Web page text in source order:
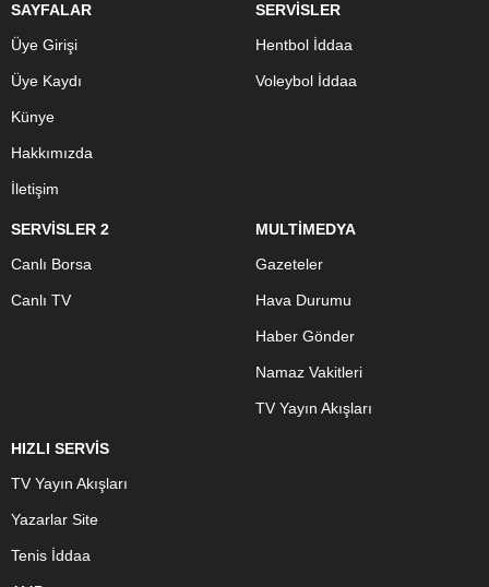
SAYFALAR
Üye Girişi
Üye Kaydı
Künye
Hakkımızda
İletişim
SERVİSLER
Hentbol İddaa
Voleybol İddaa
SERVİSLER 2
Canlı Borsa
Canlı TV
MULTİMEDYA
Gazeteler
Hava Durumu
Haber Gönder
Namaz Vakitleri
TV Yayın Akışları
HIZLI SERVİS
TV Yayın Akışları
Yazarlar Site
Tenis İddaa